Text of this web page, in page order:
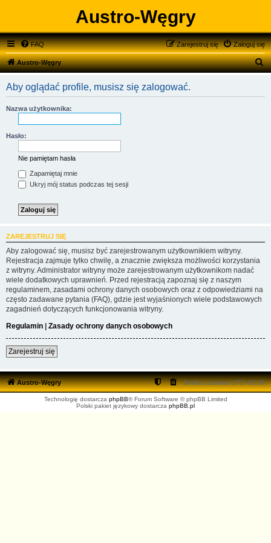
Austro-Węgry
FAQ Zaloguj się
Zarejestruj się
Austro-Węgry
S
Aby oglądać profile, musisz się zalogować.
Nazwa użytkownika:
Hasło:
Nie pamiętam hasła
Zapamiętaj mnie
Ukryj mój status podczas tej sesji
ZAREJESTRUJ SIĘ
Aby zalogować się, musisz być zarejestrowanym użytkownikiem witryny.
Rejestracja zajmuje tylko chwilę, a znacznie zwiększa możliwości korzystania
z witryny. Administrator witryny może zarejestrowanym użytkownikom nadać
wiele dodatkowych uprawnień. Przed rejestracją zapoznaj się z naszym
regulaminem, zasadami ochrony danych osobowych oraz z odpowiedziami na
często zadawane pytania (FAQ), gdzie jest wyjaśnionych wiele podstawowych
zagadnień dotyczących funkcjonowania witryny.
Regulamin | Zasady ochrony danych osobowych
Zarejestruj się
Austro-Węgry Strefa czasowaUTC+02:00
Technologię dostarcza phpBB® Forum Software © phpBB Limited
Polski pakiet językowy dostarcza phpBB.pl